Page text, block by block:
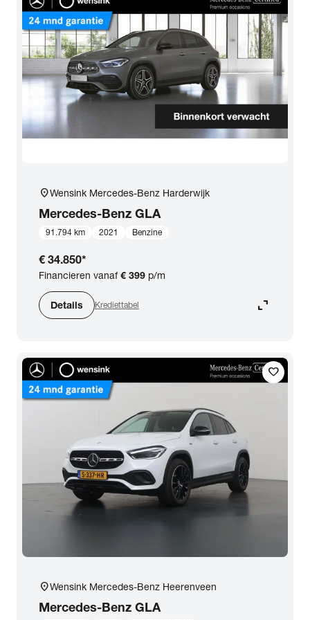
location_onWensink Mercedes-Benz Harderwijk
Mercedes-Benz GLA
91.794 km 2021 Benzine
€ 34.850*
Financieren vanaf€ 399 p/m
Details Krediettabel expand_content
favorite
location_onWensink Mercedes-Benz Heerenveen
Mercedes-Benz GLA